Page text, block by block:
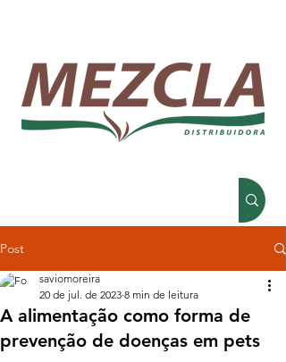
Post
A alimentação como forma de
prevenção de doenças em pets
saviomoreira
20 de jul. de 2023 8 min de leitura